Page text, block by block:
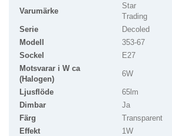
Varumärke
Star
Trading
Serie
Decoled
Modell
353-67
Sockel
E27
Motsvarar i W ca
(Halogen)
6W
Ljusflöde
65lm
Dimbar
Ja
Färg
Transparent
Effekt
1W